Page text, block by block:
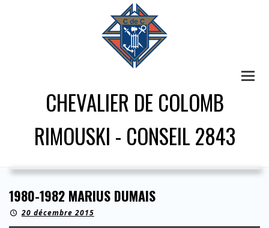
CHEVALIER DE COLOMB
RIMOUSKI - CONSEIL 2843
1980-1982 MARIUS DUMAIS
20 décembre 2015